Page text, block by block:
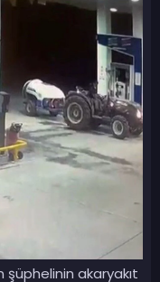
şüphelinin akaryakıt